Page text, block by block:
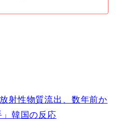
射性物質流出、数年前か
韓国の反応